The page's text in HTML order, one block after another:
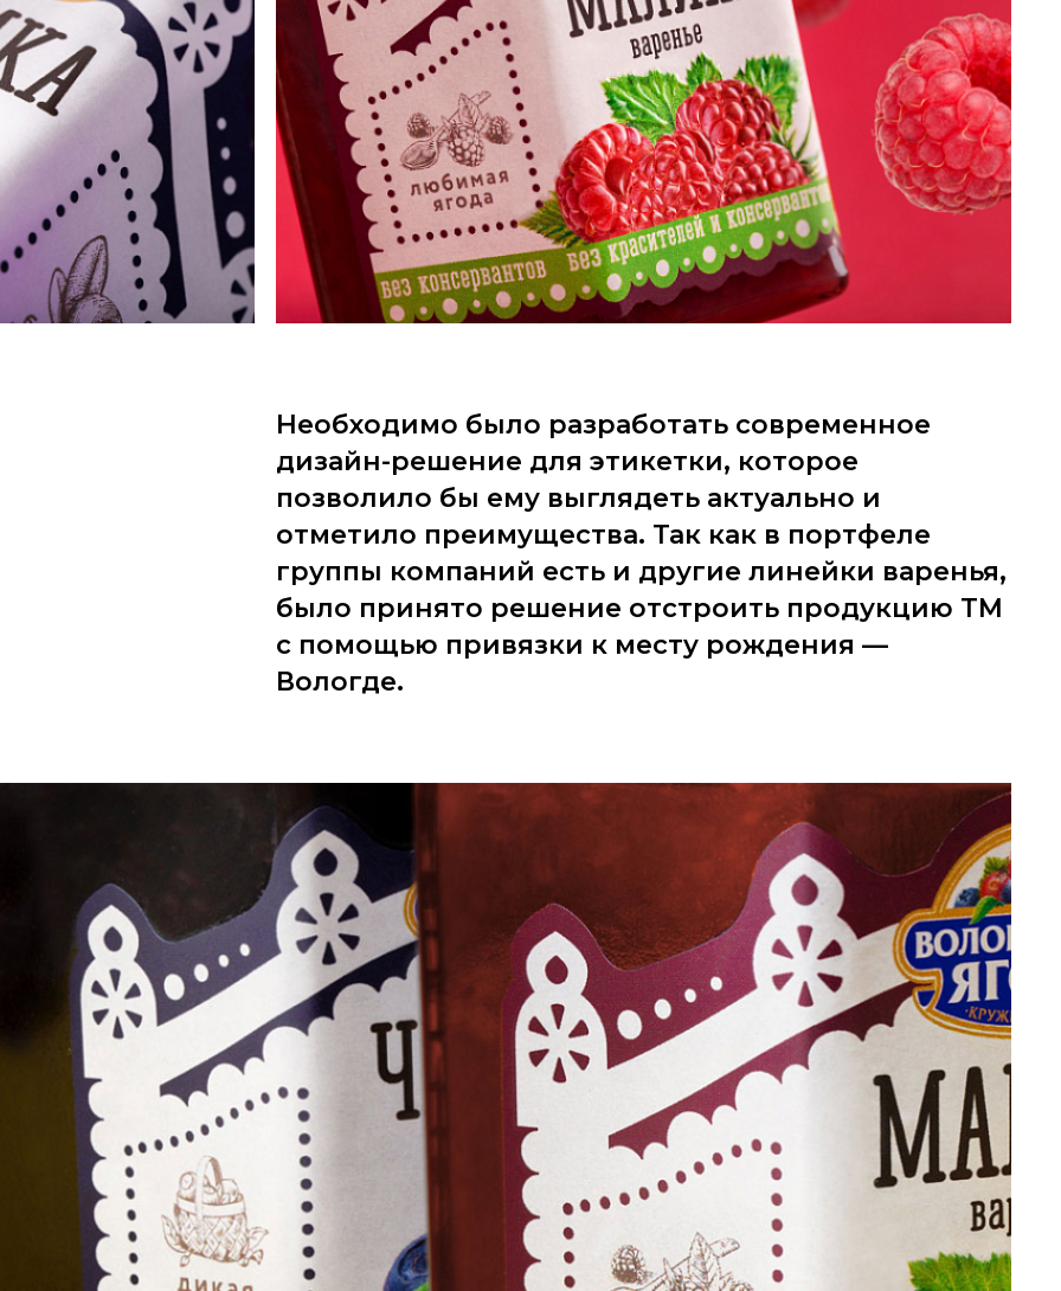
Необходимо было разработать современное
дизайн-решение для этикетки, которое
позволило бы ему выглядеть актуально и
отметило преимущества. Так как в портфеле
группы компаний есть и другие линейки варенья,
было принято решение отстроить продукцию ТМ
с помощью привязки к месту рождения —
Вологде.